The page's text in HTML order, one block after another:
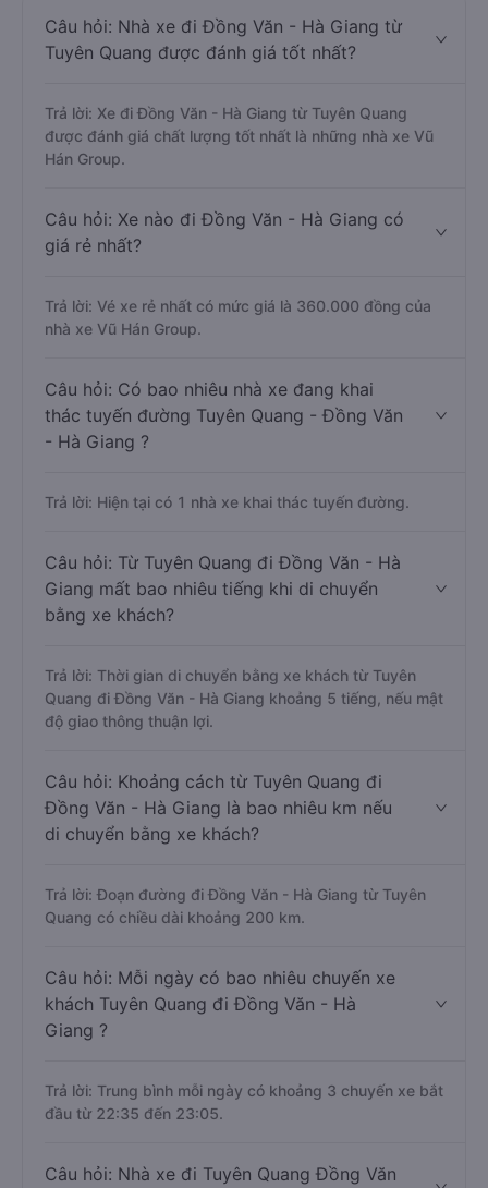
Câu hỏi: Nhà xe đi Đồng Văn - Hà Giang từ
Tuyên Quang được đánh giá tốt nhất?
Trả lời: Xe đi Đồng Văn - Hà Giang từ Tuyên Quang
được đánh giá chất lượng tốt nhất là những nhà xe Vũ
Hán Group.
Câu hỏi: Xe nào đi Đồng Văn - Hà Giang có
giá rẻ nhất?
Trả lời: Vé xe rẻ nhất có mức giá là 360.000 đồng của
nhà xe Vũ Hán Group.
Câu hỏi: Có bao nhiêu nhà xe đang khai
thác tuyến đường Tuyên Quang - Đồng Văn
- Hà Giang ?
Trả lời: Hiện tại có 1 nhà xe khai thác tuyến đường.
Câu hỏi: Từ Tuyên Quang đi Đồng Văn - Hà
Giang mất bao nhiêu tiếng khi di chuyển
bằng xe khách?
Trả lời: Thời gian di chuyển bằng xe khách từ Tuyên
Quang đi Đồng Văn - Hà Giang khoảng 5 tiếng, nếu mật
độ giao thông thuận lợi.
Câu hỏi: Khoảng cách từ Tuyên Quang đi
Đồng Văn - Hà Giang là bao nhiêu km nếu
di chuyển bằng xe khách?
Trả lời: Đoạn đường đi Đồng Văn - Hà Giang từ Tuyên
Quang có chiều dài khoảng 200 km.
Câu hỏi: Mỗi ngày có bao nhiêu chuyến xe
khách Tuyên Quang đi Đồng Văn - Hà
Giang ?
Trả lời: Trung bình mỗi ngày có khoảng 3 chuyến xe bắt
đầu từ 22:35 đến 23:05.
Câu hỏi: Nhà xe đi Tuyên Quang Đồng Văn